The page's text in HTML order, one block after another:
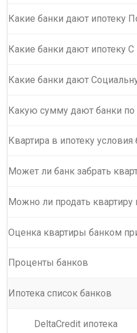
Какие банки дают ипотеку
Какие банки дают ипотеку С
Какие банки дают
Какую сумму дают банки по
Квартира в ипотеку условия
Может ли банк забрать
Можно ли продать квартиру
Оценка квартиры банком
Проценты банков
Ипотека список банков
DeltaCredit ипотека